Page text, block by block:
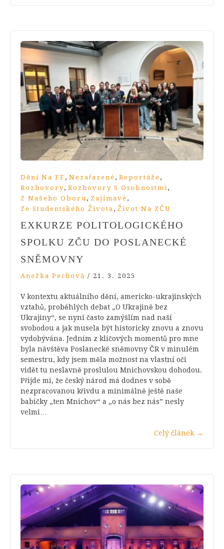
Dění Na FF , Nezařazené , Reportáže ,
Rozhovory, Rozhovory S Osobnostmi ,
Z Našeho Oboru , Zajímavé ,
Ze Studentského Života , Život Na ZČU
EXKURZE POLITOLOGICKÉHO
SPOLKU ZČU DO POSLANECKÉ
SNĚMOVNY
Anežka Pechová / 21. 3. 2025
V kontextu aktuálního dění, americko-ukrajinských
vztahů, proběhlých debat „O Ukrajině bez
Ukrajiny“, se nyní často zamýšlím nad naší
svobodou a jak musela být historicky znovu a znovu
vydobývána. Jedním z klíčových momentů pro mne
byla návštěva Poslanecké sněmovny ČR v minulém
semestru, kdy jsem měla možnost na vlastní oči
vidět tu neslavně proslulou Mnichovskou dohodou.
Přijde mi, že český národ má dodnes v sobě
nezpracovanou křivdu a minimálně ještě naše
babičky „ten Mnichov“ a „o nás bez nás” nesly
velmi…
Celý článek →